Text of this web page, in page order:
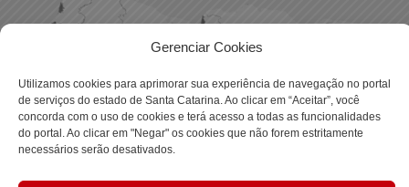
Gerenciar Cookies
Utilizamos cookies para aprimorar sua experiência de navegação no portal
de serviços do estado de Santa Catarina. Ao clicar em “Aceitar”, você
concorda com o uso de cookies e terá acesso a todas as funcionalidades
do portal. Ao clicar em "Negar" os cookies que não forem estritamente
necessários serão desativados.